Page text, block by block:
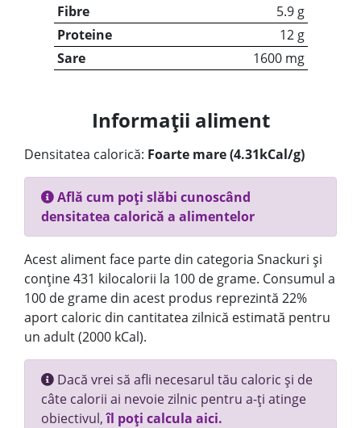
Fibre
5.9 g
Proteine
12 g
Sare
1600 mg
Informații aliment
Densitatea calorică: Foarte mare (4.31kCal/g)
Află cum poți slăbi cunoscând
densitatea calorică a alimentelor
Acest aliment face parte din categoria Snackuri și
conține 431 kilocalorii la 100 de grame. Consumul a
100 de grame din acest produs reprezintă 22%
aport caloric din cantitatea zilnică estimată pentru
un adult (2000 kCal).
Dacă vrei să afli necesarul tău caloric și de
câte calorii ai nevoie zilnic pentru a-ți atinge
obiectivul,îl poți calcula aici.